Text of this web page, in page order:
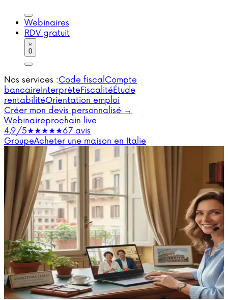
Webinaires
RDV gratuit
0
Nos services :Code fiscalCompte
bancaireInterprèteFiscalitéÉtude
rentabilitéOrientation emploi
Créer mon devis personnalisé →
Webinaireprochain live
4,9/5★★★★★67 avis
GroupeAcheter une maison en Italie